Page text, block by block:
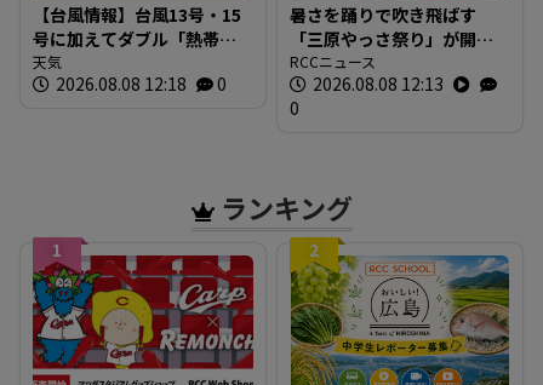
【台風情報】台風13号・15
号に加えてダブル「熱帯低
気圧」発生へ 15号はお盆
に日本直撃か ※18日まで
天気
2026.08.08 12:18 0
暑さを踊りで吹き飛ばす
「三原やっさ祭り」が開
幕 元気なかけ声が響き渡
り 広島・三原市
RCCニュース
2026.08.08 12:13
0
ランキング
1 2